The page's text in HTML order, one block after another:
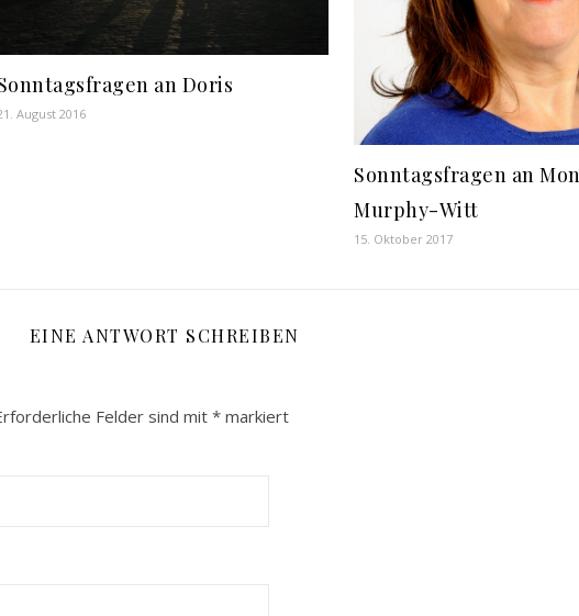
an Doris
August 2016
Sonntagsfragen an
Murphy-Witt
15. Oktober 2017
EINE ANTWORT SCHREIBEN
Felder sind mit * markiert